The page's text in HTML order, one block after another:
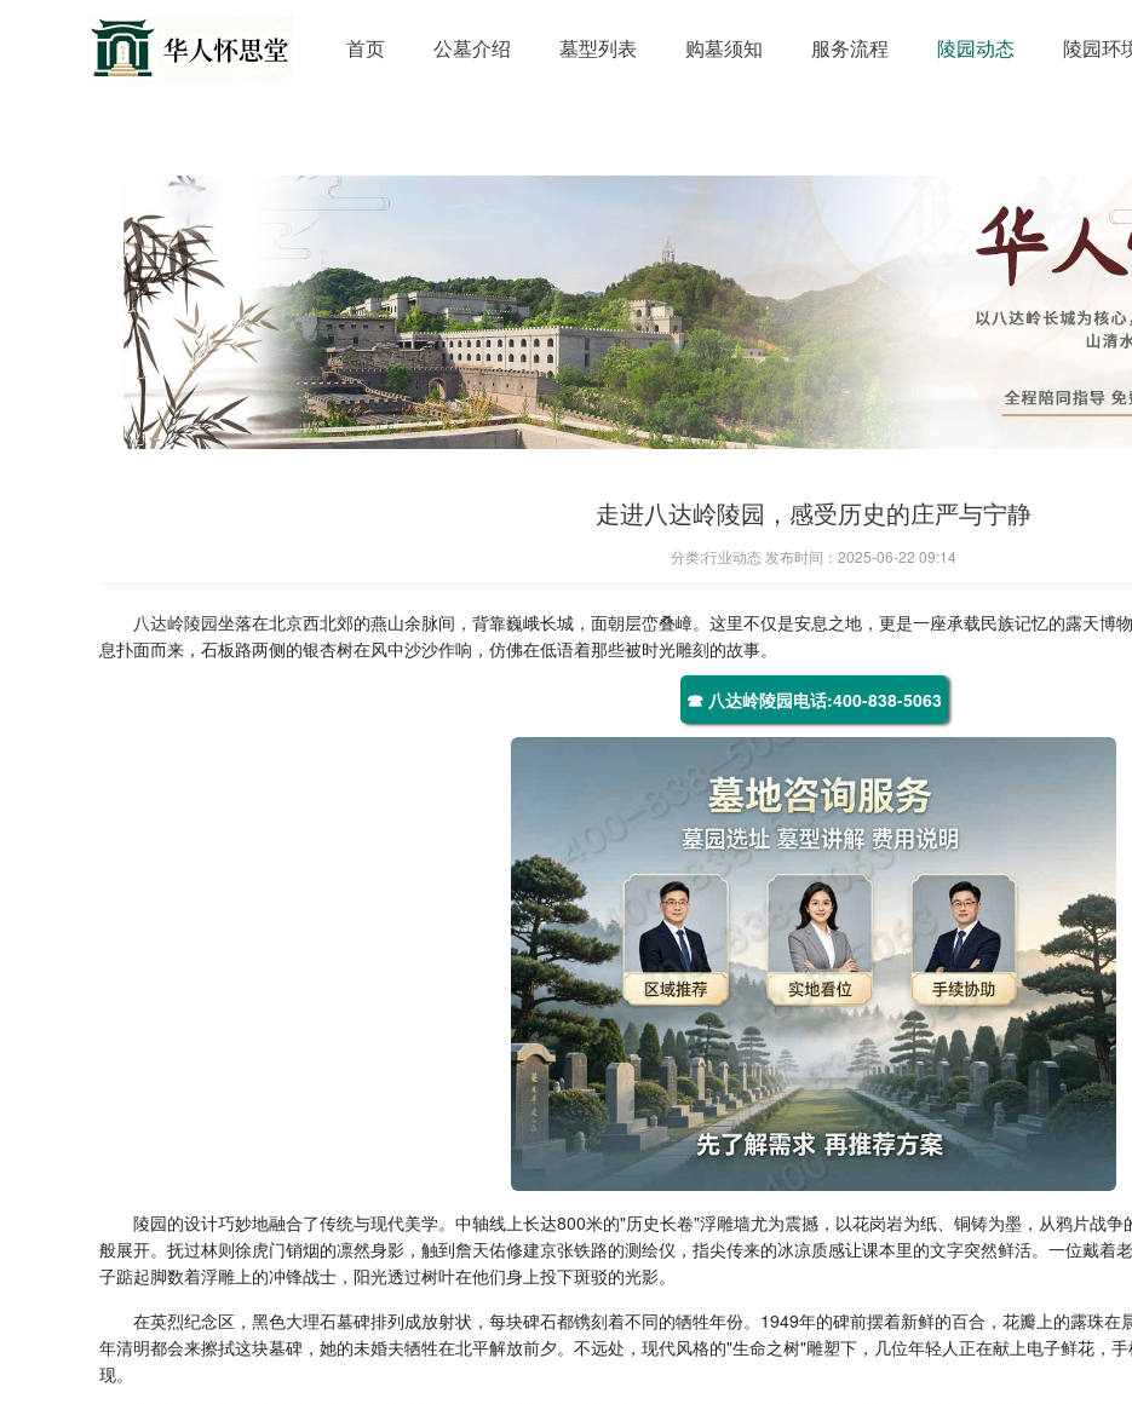
首页 公墓介绍 墓型列表 购墓须知 服务流程 陵园动态 陵园环
走进八达岭陵园，感受历史的庄严与宁静
分类:行业动态 发布时间：2025-06-22 09:14
八达岭陵园坐落在北京西北郊的燕山余脉间，背靠巍峨长城，面朝层峦叠嶂。这里不仅是安息之地，更是一座承载民族记忆的露天博
息扑面而来，石板路两侧的银杏树在风中沙沙作响，仿佛在低语着那些被时光雕刻的故事。
☎ 八达岭陵园电话:400-838-5063
陵园的设计巧妙地融合了传统与现代美学。中轴线上长达800米的"历史长卷"浮雕墙尤为震撼，以花岗岩为纸、铜铸为墨，从鸦片战
般展开。抚过林则徐虎门销烟的凛然身影，触到詹天佑修建京张铁路的测绘仪，指尖传来的冰凉质感让课本里的文字突然鲜活。一位戴着
子踮起脚数着浮雕上的冲锋战士，阳光透过树叶在他们身上投下斑驳的光影。
在英烈纪念区，黑色大理石墓碑排列成放射状，每块碑石都镌刻着不同的牺牲年份。1949年的碑前摆着新鲜的百合，花瓣上的露珠
年清明都会来擦拭这块墓碑，她的未婚夫牺牲在北平解放前夕。不远处，现代风格的"生命之树"雕塑下，几位年轻人正在献上电子鲜花，
现。